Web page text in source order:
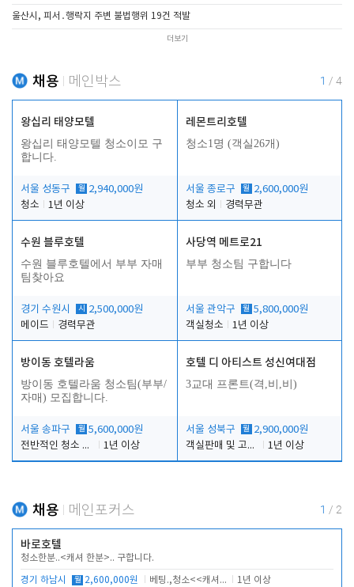
울산시, 피서․행락지 주변 불법행위 19건 적발
더보기
채용 메인박스 1 / 4
왕십리 태양모텔
왕십리 태양모텔 청소이모 구
합니다.
서울 성동구 월 2,940,000원
청소
1년 이상
레몬트리호텔
청소1명 (객실26개)
서울 종로구 월 2,600,000원
청소 외
경력무관
수원 블루호텔
수원 블루호텔에서 부부 자매
팀찾아요
경기 수원시 시
2,500,000원
메이드
경력무관
사당역 메트로21
부부 청소팀 구합니다
서울 관악구 월 5,800,000원
객실청소
1년 이상
방이동 호텔라움
방이동 호텔라움 청소팀(부부/
자매) 모집합니다.
서울 송파구 월 5,600,000원
전반적인 청소 업무(객실청소.객실정리)
1년 이상
호텔 디 아티스트 성신여대점
3교대 프론트(격,비,비)
서울 성북구 월 2,900,000원
객실판매 및 고객응대
1년 이상
채용 메인포커스 1 / 2
바로호텔
청소한분..<캐셔 한분>.. 구합니다.
경기 하남시 월 2,600,000원 베팅.,청소<<캐셔 모셔봅니다. 1년 이상